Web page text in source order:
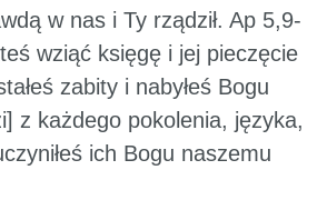
w nas i Ty rządził. Ap 5,9-
wziąć księgę i jej pieczęcie
zabity i nabyłeś Bogu
z każdego pokolenia, języka,
ich Bogu naszemu